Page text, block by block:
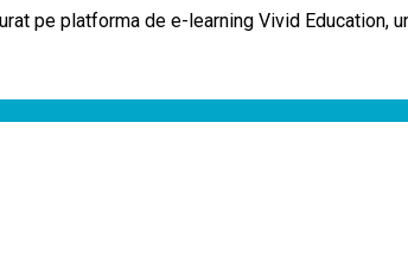
pe platforma de e-learning Vivid Education,